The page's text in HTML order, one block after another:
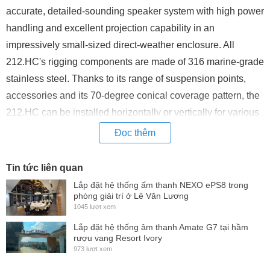
accurate, detailed-sounding speaker system with high power
handling and excellent projection capability in an
impressively small-sized direct-weather enclosure. All
212.HC's rigging components are made of 316 marine-grade
stainless steel. Thanks to its range of suspension points,
accessories and its 70-degree conical coverage pattern, the
212.HC can be installed horizontally or vertically for various
applications. For any outdoor or general-purpose indoor
applications, the 212.HC is an ideal solution for high-fidelity
sound quality in large spaces or in high noise environments.
Đọc thêm
Tin tức liên quan
Lắp đặt hệ thống ấm thanh NEXO ePS8 trong
phòng giải trí ở Lê Văn Lương
1045 lượt xem
Lắp đặt hệ thống âm thanh Amate G7 tại hầm
rượu vang Resort Ivory
973 lượt xem